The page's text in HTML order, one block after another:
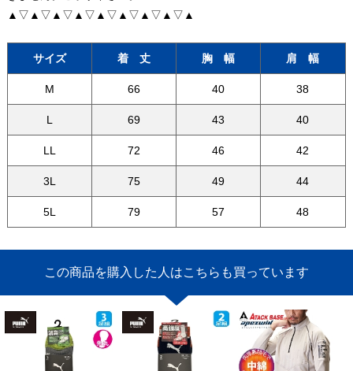
▲▽▲▽▲▽▲▽▲▽▲▽▲▽▲▽▲
サイズ 着 丈 胸 幅 肩 幅
M 66 40 38
L 69 43 40
LL 72 46 42
3L 75 49 44
5L 79 57 48
この商品を購入した人はこちらも買っています